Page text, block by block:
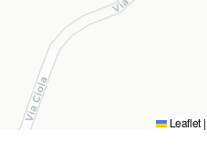
Leaflet |